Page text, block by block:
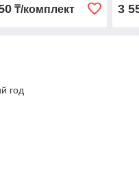
₸/комплект 3
год